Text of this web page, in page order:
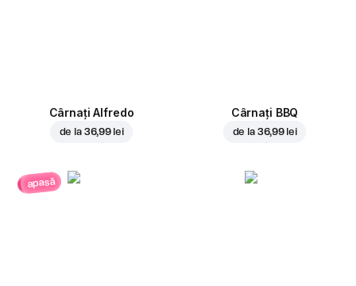
Cârnați Alfredo
de la 36,99 lei
Cârnați BBQ
de la 36,99 lei
apasă